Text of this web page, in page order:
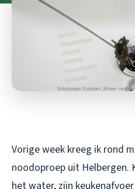
Vorige week kreeg ik rond
noodoproep uit Helbergen.
het water, zijn